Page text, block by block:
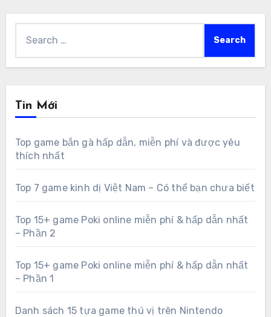
for:
Tin Mới
Top game bắn gà hấp dẫn, miễn phí và được yêu
thích nhất
Top 7 game kinh dị Việt Nam – Có thể bạn chưa biết
Top 15+ game Poki online miễn phí & hấp dẫn nhất
– Phần 2
Top 15+ game Poki online miễn phí & hấp dẫn nhất
– Phần 1
Danh sách 15 tựa game thú vị trên Nintendo